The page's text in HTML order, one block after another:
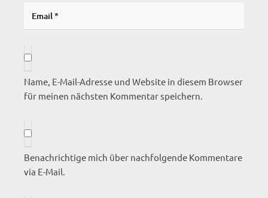
Name, E-Mail-Adresse und Website in diesem Browser
für meinen nächsten Kommentar speichern.
Benachrichtige mich über nachfolgende Kommentare
via E-Mail.